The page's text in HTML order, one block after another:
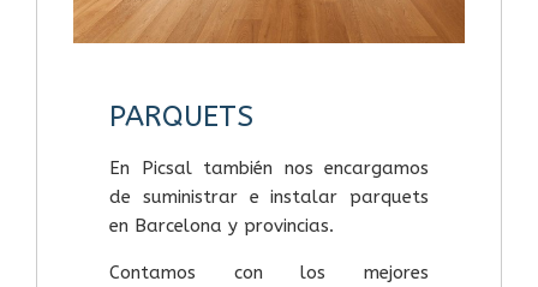
PARQUETS
En Picsal también nos encargamos
de suministrar e instalar parquets
en Barcelona y provincias.
Contamos con los mejores